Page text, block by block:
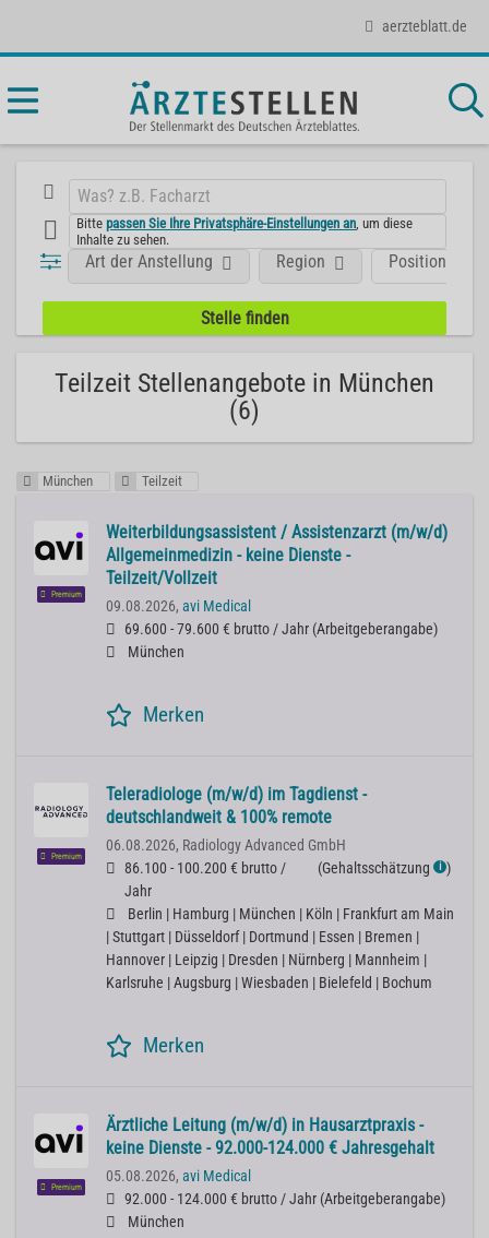
aerzteblatt.de
Bittepassen Sie Ihre Privatsphäre-Einstellungen an , um diese
Inhalte zu sehen.
Position
Art der Anstellung Region
Teilzeit Stellenangebote in München
(6)
München Teilzeit
Premium
Weiterbildungsassistent / Assistenzarzt (m/w/d)
Allgemeinmedizin - keine Dienste -
Teilzeit/Vollzeit
09.08.2026, avi Medical
69.600 - 79.600 € brutto / Jahr (Arbeitgeberangabe)
München
Merken
Premium
Teleradiologe (m/w/d) im Tagdienst -
deutschlandweit & 100% remote
06.08.2026, Radiology Advanced GmbH
86.100 - 100.200 € brutto /
Jahr
(Gehaltsschätzung ℹ )
Berlin | Hamburg | München | Köln | Frankfurt am Main
| Stuttgart | Düsseldorf | Dortmund | Essen | Bremen |
Hannover | Leipzig | Dresden | Nürnberg | Mannheim |
Karlsruhe | Augsburg | Wiesbaden | Bielefeld | Bochum
Merken
Premium
Ärztliche Leitung (m/w/d) in Hausarztpraxis -
keine Dienste - 92.000-124.000 € Jahresgehalt
05.08.2026, avi Medical
92.000 - 124.000 € brutto / Jahr (Arbeitgeberangabe)
München